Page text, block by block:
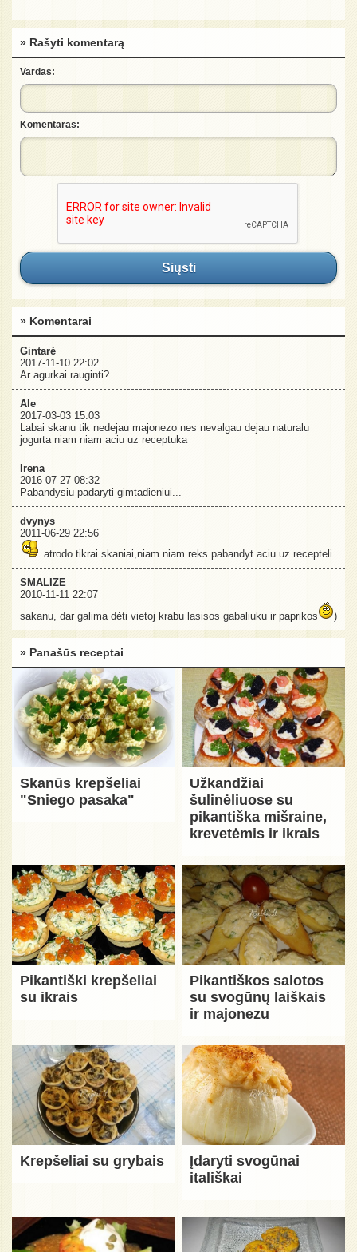
» Rašyti komentarą
Vardas:
Komentaras:
Siųsti
» Komentarai
Gintarė
2017-11-10 22:02
Ar agurkai rauginti?
Ale
2017-03-03 15:03
Labai skanu tik nedejau majonezo nes nevalgau dejau naturalu
jogurta niam niam aciu uz receptuka
Irena
2016-07-27 08:32
Pabandysiu padaryti gimtadieniui...
dvynys
2011-06-29 22:56
atrodo tikrai skaniai,niam niam.reks pabandyt.aciu uz recepteli
SMALIZE
2010-11-11 22:07
sakanu, dar galima dėti vietoj krabu lasisos gabaliuku ir paprikos
)
» Panašūs receptai
Skanūs krepšeliai
"Sniego pasaka"
Užkandžiai
šulinėliuose su
pikantiška mišraine,
krevetėmis ir ikrais
Pikantiški krepšeliai
su ikrais
Pikantiškos salotos
su svogūnų laiškais
ir majonezu
Krepšeliai su grybais
Įdaryti svogūnai
itališkai